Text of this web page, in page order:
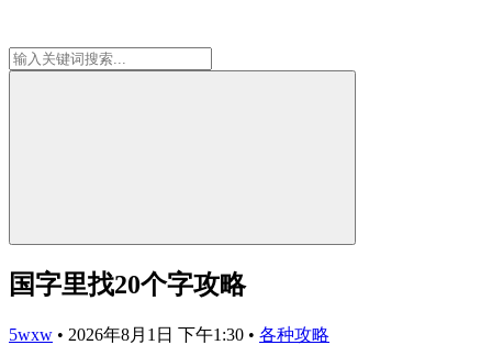
国字里找20个字攻略
5wxw • 2026年8月1日 下午1:30 • 各种攻略